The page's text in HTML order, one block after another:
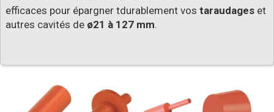
efficaces pour épargner tdurablement vos taraudages et
autres cavités de ø21 à 127 mm.